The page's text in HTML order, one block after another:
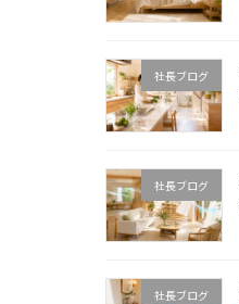
社長ブログ
社長ブログ
社長ブログ